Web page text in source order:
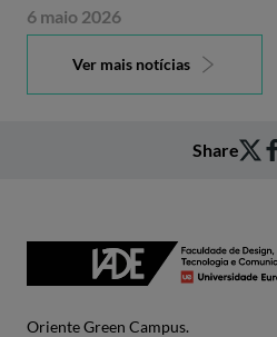
6 maio 2026
Ver mais notícias
Share
Oriente Green Campus.